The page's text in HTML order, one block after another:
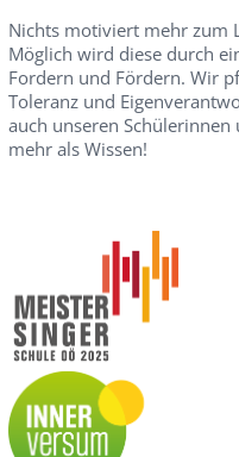
Nichts motiviert mehr zum
Möglich wird diese durch
Fordern und Fördern. Wir
Toleranz und
auch unseren
mehr als Wissen!